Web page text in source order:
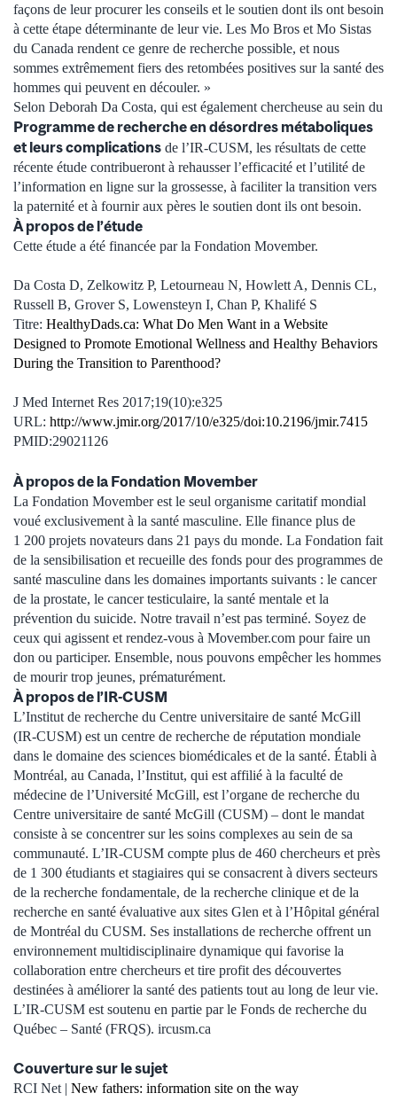
façons de leur procurer les conseils et le soutien dont ils ont besoin
à cette étape déterminante de leur vie. Les Mo Bros et Mo Sistas
du Canada rendent ce genre de recherche possible, et nous
sommes extrêmement fiers des retombées positives sur la santé des
hommes qui peuvent en découler. »
Selon Deborah Da Costa, qui est également chercheuse au sein du
Programme de recherche en désordres métaboliques
et leurs complications de l’IR-CUSM, les résultats de cette
récente étude contribueront à rehausser l’efficacité et l’utilité de
l’information en ligne sur la grossesse, à faciliter la transition vers
la paternité et à fournir aux pères le soutien dont ils ont besoin.
À propos de l’étude
Cette étude a été financée par la Fondation Movember.
Da Costa D, Zelkowitz P, Letourneau N, Howlett A, Dennis CL,
Russell B, Grover S, Lowensteyn I, Chan P, Khalifé S
Titre: HealthyDads.ca: What Do Men Want in a Website
Designed to Promote Emotional Wellness and Healthy Behaviors
During the Transition to Parenthood?
J Med Internet Res 2017;19(10):e325
URL: http://www.jmir.org/2017/10/e325/doi:10.2196/jmir.7415
PMID:29021126
À propos de la Fondation Movember
La Fondation Movember est le seul organisme caritatif mondial
voué exclusivement à la santé masculine. Elle finance plus de
1 200 projets novateurs dans 21 pays du monde. La Fondation fait
de la sensibilisation et recueille des fonds pour des programmes de
santé masculine dans les domaines importants suivants : le cancer
de la prostate, le cancer testiculaire, la santé mentale et la
prévention du suicide. Notre travail n’est pas terminé. Soyez de
ceux qui agissent et rendez-vous à Movember.com pour faire un
don ou participer. Ensemble, nous pouvons empêcher les hommes
de mourir trop jeunes, prématurément.
À propos de l’IR-CUSM
L’Institut de recherche du Centre universitaire de santé McGill
(IR-CUSM) est un centre de recherche de réputation mondiale
dans le domaine des sciences biomédicales et de la santé. Établi à
Montréal, au Canada, l’Institut, qui est affilié à la faculté de
médecine de l’Université McGill, est l’organe de recherche du
Centre universitaire de santé McGill (CUSM) – dont le mandat
consiste à se concentrer sur les soins complexes au sein de sa
communauté. L’IR-CUSM compte plus de 460 chercheurs et près
de 1 300 étudiants et stagiaires qui se consacrent à divers secteurs
de la recherche fondamentale, de la recherche clinique et de la
recherche en santé évaluative aux sites Glen et à l’Hôpital général
de Montréal du CUSM. Ses installations de recherche offrent un
environnement multidisciplinaire dynamique qui favorise la
collaboration entre chercheurs et tire profit des découvertes
destinées à améliorer la santé des patients tout au long de leur vie.
L’IR-CUSM est soutenu en partie par le Fonds de recherche du
Québec – Santé (FRQS). ircusm.ca
Couverture sur le sujet
RCI Net | New fathers: information site on the way